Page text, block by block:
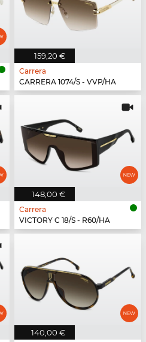
159,20 €
Carrera
CARRERA 1074/S - VVP/HA
148,00 €
Carrera
VICTORY C 18/S - R60/HA
140,00 €